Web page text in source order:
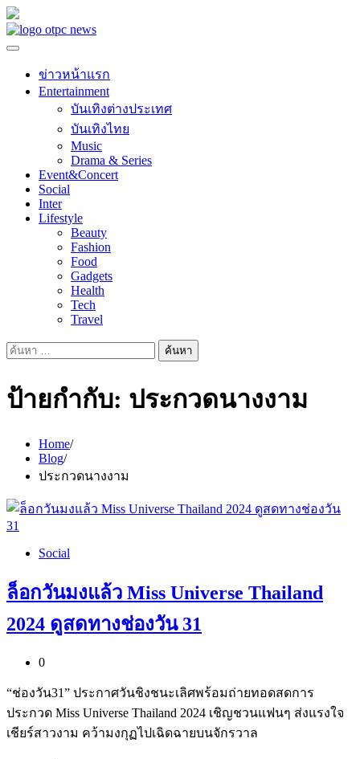
Skip
to
ข่าวหน้าแรก
Entertainment
บันเทิงต่างประเทศ
บันเทิงไทย
Music
Drama & Series
Event&Concert
Social
Inter
Lifestyle
Beauty
Fashion
Food
Gadgets
Health
Tech
Travel
ค้นหา
ป้ายกำกับ: ประกวดนางงาม
Home
Blog
ประกวดนางงาม
Social
ล็อกวันมงแล้ว Miss Universe Thailand
2024 ดูสดทางช่องวัน 31
0
“ช่องวัน31” ประกาศวันชิงชนะเลิศพร้อมถ่ายทอดสดการ
ประกวด Miss Universe Thailand 2024 เชิญชวนแฟนๆ ส่งแรงใจ
เชียร์สาวงาม คว้ามงกุฏไปเฉิดฉายบนจักรวาล